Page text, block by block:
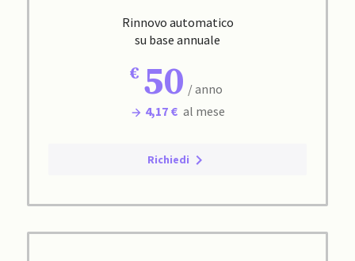
Rinnovo automatico
su base annuale
50 / anno
4,17 € al mese
Richiedi